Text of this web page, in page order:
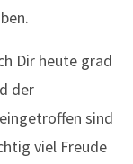
Dir heute grad
der
sind
viel Freude